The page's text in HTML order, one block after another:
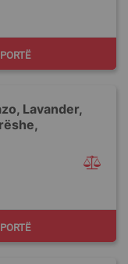
Lavander,